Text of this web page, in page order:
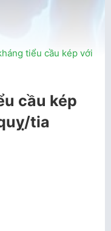
tiểu cầu kép với
cầu kép
tia